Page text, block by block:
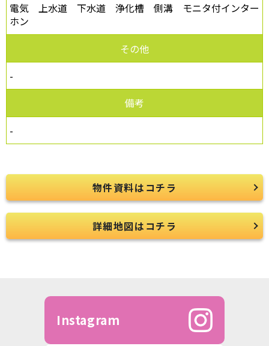
電気 上水道 下水道 浄化槽 側溝 モニタ付インター
ホン
その他
-
備考
-
物件資料はコチラ
詳細地図はコチラ
Instagram